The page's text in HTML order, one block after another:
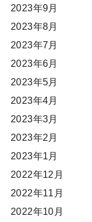
2023年9月
2023年8月
2023年7月
2023年6月
2023年5月
2023年4月
2023年3月
2023年2月
2023年1月
2022年12月
2022年11月
2022年10月